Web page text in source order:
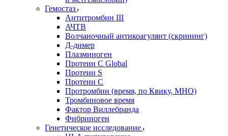
Гемостаз
Антитромбин III
АЧТВ
Волчаночный антикоагулянт (скрининг)
Д-димер
Плазминоген
Протеин C Global
Протеин S
Протеин С
Протромбин (время, по Квику, МНО)
Тромбиновое время
Фактор Виллебранда
Фибриноген
Генетическое исследование